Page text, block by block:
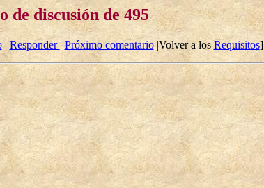
de discusión de 495
| Responder|Próximo comentario|Volver a losRequisitos]